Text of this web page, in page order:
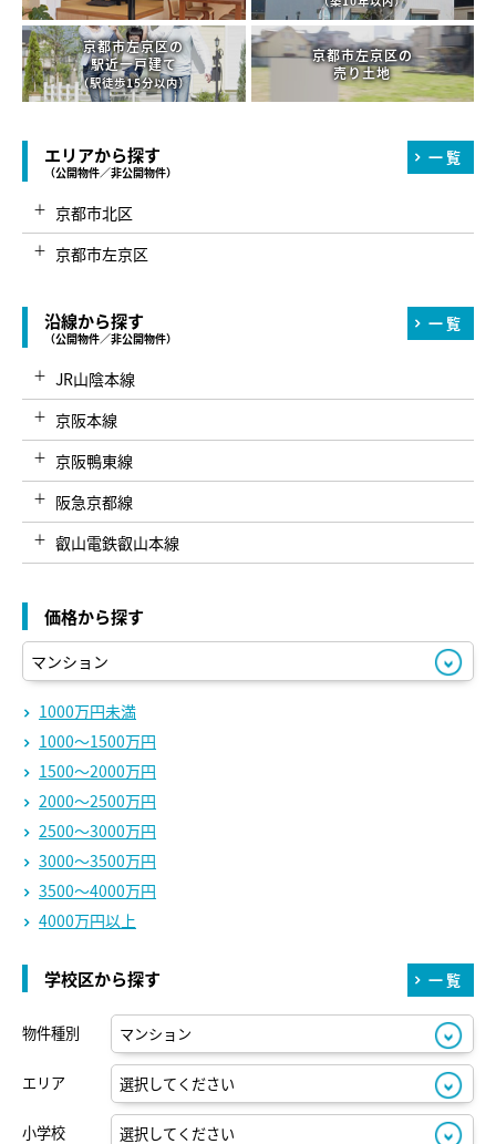
京都市左京区の
駅近一戸建て
（駅徒歩15分以内）
京都市左京区の
売り土地
エリアから探す
（公開物件／非公開物件）
一覧
京都市北区
京都市左京区
沿線から探す
（公開物件／非公開物件）
一覧
JR山陰本線
京阪本線
京阪鴨東線
阪急京都線
叡山電鉄叡山本線
京都市営烏丸線
京都市営東西線
京福電鉄北野線
価格から探す
1000万円未満
1000～1500万円
1500～2000万円
2000～2500万円
2500～3000万円
3000～3500万円
3500～4000万円
4000万円以上
学校区から探す 一覧
物件種別
エリア
小学校